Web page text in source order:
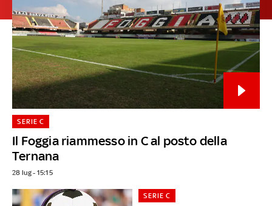
Il Foggia riammesso in C al posto della
Ternana
SERIE C
28 lug - 15:15
SERIE C